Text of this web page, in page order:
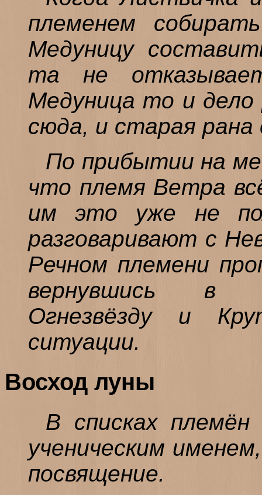
племенем
Медуницу
та не
Медуница то и
сюда, и старая рана
По прибытии на
что племя Ветра
им это уже не
разговаривают с
Речном племени
вернувшись в
Огнезвёзду и
ситуации.
Восход луны
В списках племён
ученическим
посвящение.